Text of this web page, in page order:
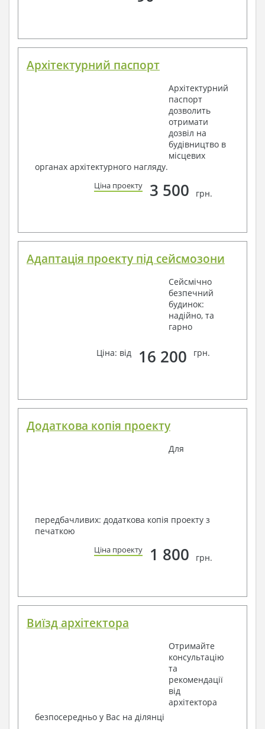
Архітектурний паспорт
Архітектурний
паспорт
дозволить
отримати
дозвіл на
будівництво в
місцевих
органах архітектурного нагляду.
Ціна проекту 3 500 грн.
Адаптація проекту під сейсмозони
Сейсмічно
безпечний
будинок:
надійно, та
гарно
Ціна: від 16 200 грн.
Додаткова копія проекту
Для
передбачливих: додаткова копія проекту з
печаткою
Ціна проекту 1 800 грн.
Виїзд архітектора
Отримайте
консультацію
та
рекомендації
від
архітектора
безпосередньо у Вас на ділянці